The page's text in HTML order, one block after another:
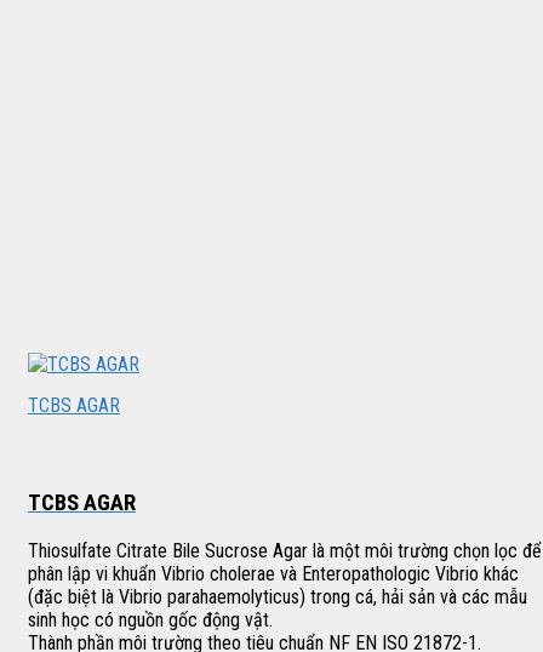
TCBS AGAR
TCBS AGAR
Thiosulfate Citrate Bile Sucrose Agar là một môi trường chọn lọc để
phân lập vi khuẩn Vibrio cholerae và Enteropathologic Vibrio khác
(đặc biệt là Vibrio parahaemolyticus) trong cá, hải sản và các mẫu
sinh học có nguồn gốc động vật.
Thành phần môi trường theo tiêu chuẩn NF EN ISO 21872-1.